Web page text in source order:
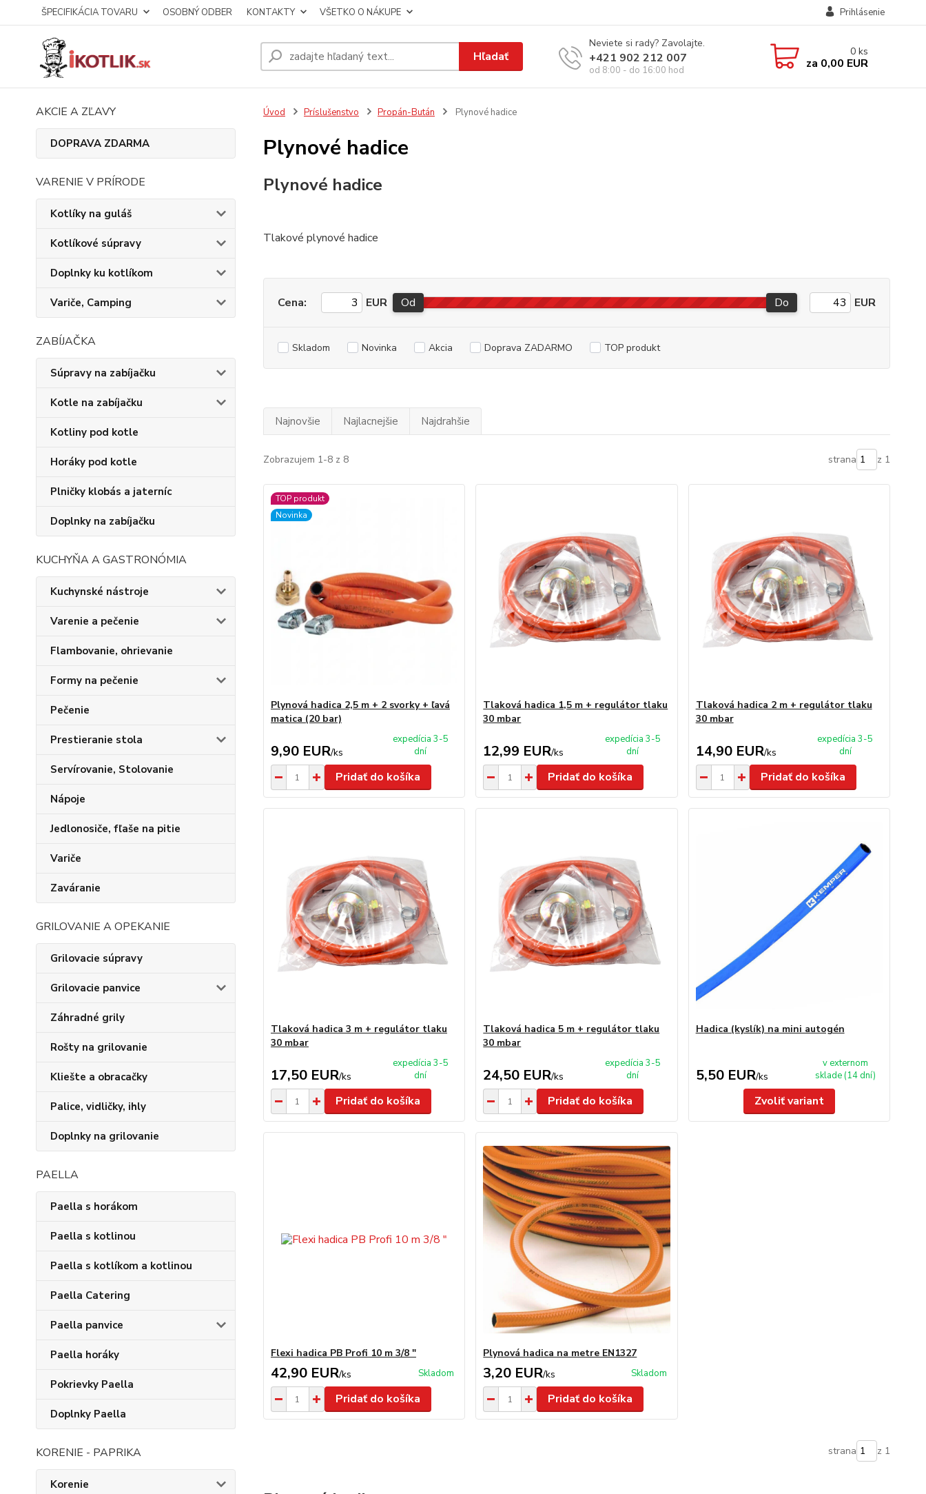
ŠPECIFIKÁCIA TOVARU OSOBNÝ ODBER KONTAKTY VŠETKO O NÁKUPE Prihlásenie
Hľadať
Neviete si rady? Zavolajte.
+421 902 212 007
od 8:00 - do 16:00 hod
0 ks
za 0,00 EUR
AKCIE A ZĽAVY
DOPRAVA ZDARMA
VARENIE V PRÍRODE
Kotlíky na guláš
Kotlíkové súpravy
Doplnky ku kotlíkom
Variče, Camping
ZABÍJAČKA
Súpravy na zabíjačku
Kotle na zabíjačku
Kotliny pod kotle
Horáky pod kotle
Plničky klobás a jaterníc
Doplnky na zabíjačku
KUCHYŇA A GASTRONÓMIA
Kuchynské nástroje
Varenie a pečenie
Flambovanie, ohrievanie
Formy na pečenie
Pečenie
Prestieranie stola
Servírovanie, Stolovanie
Nápoje
Jedlonosiče, fľaše na pitie
Variče
Zaváranie
GRILOVANIE A OPEKANIE
Grilovacie súpravy
Grilovacie panvice
Záhradné grily
Rošty na grilovanie
Kliešte a obracačky
Palice, vidličky, ihly
Doplnky na grilovanie
PAELLA
Paella s horákom
Paella s kotlinou
Paella s kotlíkom a kotlinou
Paella Catering
Paella panvice
Paella horáky
Pokrievky Paella
Doplnky Paella
KORENIE - PAPRIKA
Korenie
Úvod Príslušenstvo Propán-Bután Plynové hadice
Plynové hadice
Plynové hadice
Tlakové plynové hadice
Cena: EUR Od Do EUR
Skladom Novinka Akcia Doprava ZADARMO TOP produkt
Najnovšie Najlacnejšie Najdrahšie
Zobrazujem 1-8 z 8 strana z 1
TOP produkt
Novinka
Plynová hadica 2,5 m + 2 svorky + ľavá
matica (20 bar)
9,90 EUR/ks
expedícia 3-5
dní
Pridať do košíka
Tlaková hadica 1,5 m + regulátor tlaku
30 mbar
12,99 EUR/ks
expedícia 3-5
dní
Pridať do košíka
Tlaková hadica 2 m + regulátor tlaku
30 mbar
14,90 EUR/ks
expedícia 3-5
dní
Pridať do košíka
Tlaková hadica 3 m + regulátor tlaku
30 mbar
17,50 EUR/ks
expedícia 3-5
dní
Pridať do košíka
Tlaková hadica 5 m + regulátor tlaku
30 mbar
24,50 EUR/ks
expedícia 3-5
dní
Pridať do košíka
Hadica (kyslík) na mini autogén
5,50 EUR/ks
v externom
sklade (14 dní)
Zvoliť variant
Flexi hadica PB Profi 10 m 3/8 "
42,90 EUR/ks Skladom
Pridať do košíka
Plynová hadica na metre EN1327
3,20 EUR/ks Skladom
Pridať do košíka
strana z 1